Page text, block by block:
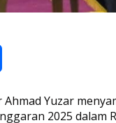
a
Ahmad Yuzar
2025 dalam